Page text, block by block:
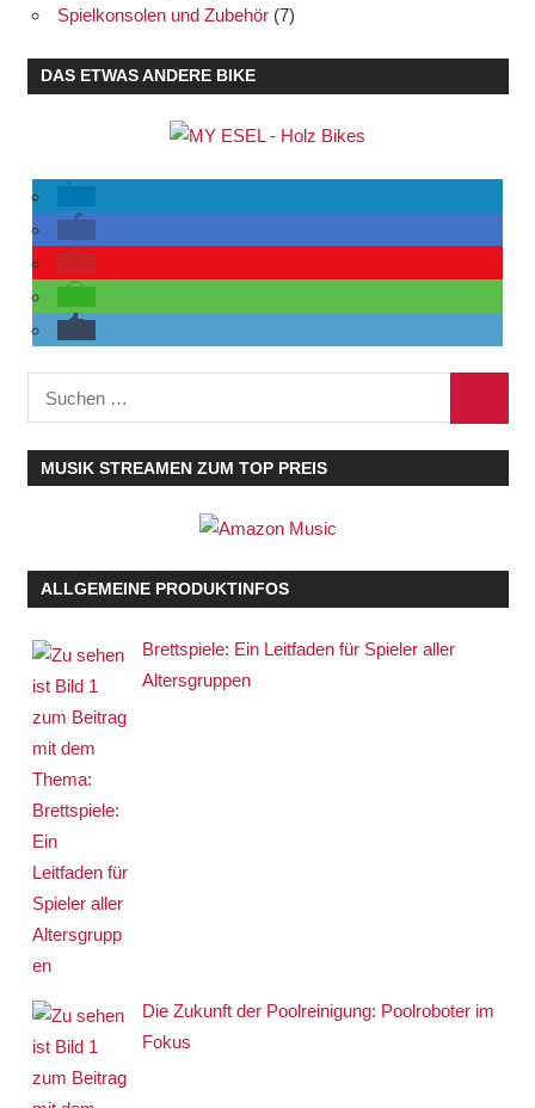
Spielkonsolen und Zubehör (7)
DAS ETWAS ANDERE BIKE
nach:
MUSIK STREAMEN ZUM TOP PREIS
ALLGEMEINE PRODUKTINFOS
Brettspiele: Ein Leitfaden für Spieler aller
Altersgruppen
Die Zukunft der Poolreinigung: Poolroboter im
Fokus